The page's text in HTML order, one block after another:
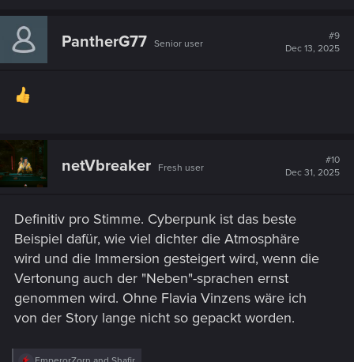
c
i
PantherG77 Senior user
#9
Dec 13, 2025
netVbreaker Fresh user
#10
Dec 31, 2025
Definitiv pro Stimme. Cyberpunk ist das beste
Beispiel dafür, wie viel dichter die Atmosphäre
wird und die Immersion gesteigert wird, wenn die
Vertonung auch der "Neben"-sprachen ernst
genommen wird. Ohne Flavia Vinzens wäre ich
von der Story lange nicht so gepackt worden.